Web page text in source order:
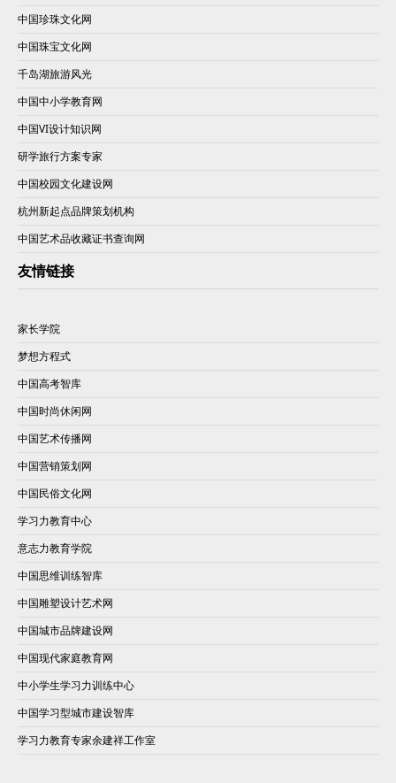
中国珍珠文化网
中国珠宝文化网
千岛湖旅游风光
中国中小学教育网
中国VI设计知识网
研学旅行方案专家
中国校园文化建设网
杭州新起点品牌策划机构
中国艺术品收藏证书查询网
友情链接
家长学院
梦想方程式
中国高考智库
中国时尚休闲网
中国艺术传播网
中国营销策划网
中国民俗文化网
学习力教育中心
意志力教育学院
中国思维训练智库
中国雕塑设计艺术网
中国城市品牌建设网
中国现代家庭教育网
中小学生学习力训练中心
中国学习型城市建设智库
学习力教育专家余建祥工作室